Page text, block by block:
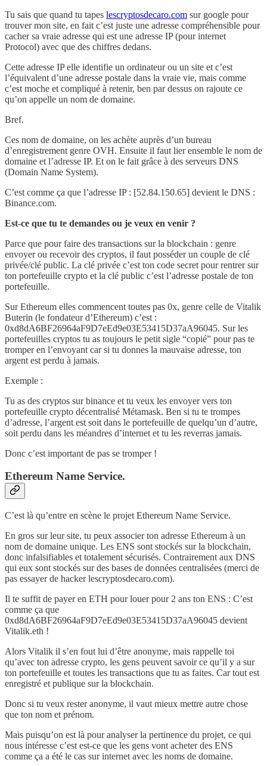
Tu sais que quand tu tapes lescryptosdecaro.com sur google pour
trouver mon site, en fait c’est juste une adresse compréhensible pour
cacher sa vraie adresse qui est une adresse IP (pour internet
Protocol) avec que des chiffres dedans.
Cette adresse IP elle identifie un ordinateur ou un site et c’est
l’équivalent d’une adresse postale dans la vraie vie, mais comme
c’est moche et compliqué à retenir, ben par dessus on rajoute ce
qu’on appelle un nom de domaine.
Bref.
Ces nom de domaine, on les achète auprès d’un bureau
d’enregistrement genre OVH. Ensuite il faut lier ensemble le nom de
domaine et l’adresse IP. Et on le fait grâce à des serveurs DNS
(Domain Name System).
C’est comme ça que l’adresse IP : [52.84.150.65] devient le DNS :
Binance.com.
Est-ce que tu te demandes ou je veux en venir ?
Parce que pour faire des transactions sur la blockchain : genre
envoyer ou recevoir des cryptos, il faut posséder un couple de clé
privée/clé public. La clé privée c’est ton code secret pour rentrer sur
ton portefeuille crypto et la clé public c’est l’adresse postale de ton
portefeuille.
Sur Ethereum elles commencent toutes pas 0x, genre celle de Vitalik
Buterin (le fondateur d’Ethereum) c’est :
0xd8dA6BF26964aF9D7eEd9e03E53415D37aA96045. Sur les
portefeuilles cryptos tu as toujours le petit sigle “copié” pour pas te
tromper en l’envoyant car si tu donnes la mauvaise adresse, ton
argent est perdu à jamais.
Exemple :
Tu as des cryptos sur binance et tu veux les envoyer vers ton
portefeuille crypto décentralisé Métamask. Ben si tu te trompes
d’adresse, l’argent est soit dans le portefeuille de quelqu’un d’autre,
soit perdu dans les méandres d’internet et tu les reverras jamais.
Donc c’est important de pas se tromper !
Ethereum Name Service.
C’est là qu’entre en scène le projet Ethereum Name Service.
En gros sur leur site, tu peux associer ton adresse Ethereum à un
nom de domaine unique. Les ENS sont stockés sur la blockchain,
donc infalsifiables et totalement sécurisés. Contrairement aux DNS
qui eux sont stockés sur des bases de données centralisées (merci de
pas essayer de hacker lescryptosdecaro.com).
Il te suffit de payer en ETH pour louer pour 2 ans ton ENS : C’est
comme ça que
0xd8dA6BF26964aF9D7eEd9e03E53415D37aA96045 devient
Vitalik.eth !
Alors Vitalik il s’en fout lui d’être anonyme, mais rappelle toi
qu’avec ton adresse crypto, les gens peuvent savoir ce qu’il y a sur
ton portefeuille et toutes les transactions que tu as faites. Car tout est
enregistré et publique sur la blockchain.
Donc si tu veux rester anonyme, il vaut mieux mettre autre chose
que ton nom et prénom.
Mais puisqu’on est là pour analyser la pertinence du projet, ce qui
nous intéresse c’est est-ce que les gens vont acheter des ENS
comme ça a été le cas sur internet avec les noms de domaine.